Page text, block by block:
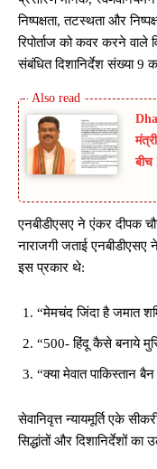
निष्पक्षता, तटस्थता और
रिपोर्ताज को कवर करने वाले
संबंधित दिशानिर्देश संख्या 9
बीच
एनबीडीएसए ने एंकर दीपक
नाराजगी जताई
इस प्रकार थे:
“मेमचंद जिंदा है जमात
“500- हिंदू कैसे बनाये
“क्या मेवात पाकिस्तान बैन
सेवानिवृत्त न्यायमूर्ति एके
सिद्धांतों और दिशानिर्देशों